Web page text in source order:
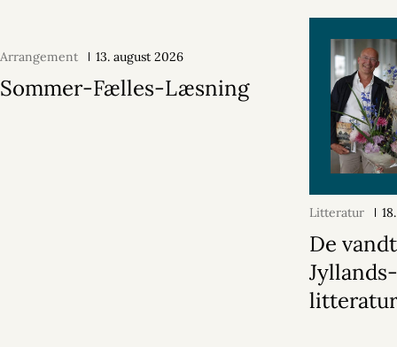
Arrangement 13. august 2026
Sommer-Fælles-Læsning
Litteratur
De vandt